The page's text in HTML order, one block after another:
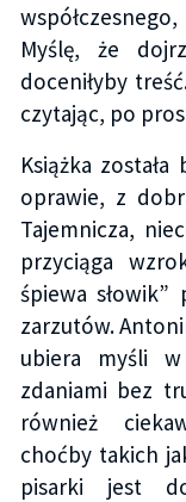
Myślę, że
doceniłyby
czytając, po
Książka
oprawie, z
Tajemnicza,
przyciąga
śpiewa słowik”
zarzutów.
ubiera myśli
zdaniami bez
również
choćby takich
pisarki jest